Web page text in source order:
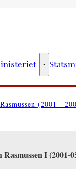
(2001 -
I (2001-